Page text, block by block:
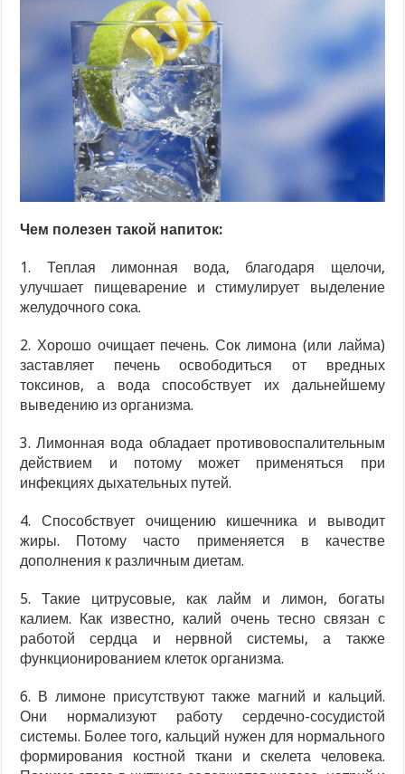
Чем полезен такой напиток:
1. Теплая лимонная вода, благодаря щелочи,
улучшает пищеварение и стимулирует выделение
желудочного сока.
2. Хорошо очищает печень. Сок лимона (или лайма)
заставляет печень освободиться от вредных
токсинов, а вода способствует их дальнейшему
выведению из организма.
3. Лимонная вода обладает противовоспалительным
действием и потому может применяться при
инфекциях дыхательных путей.
4. Способствует очищению кишечника и выводит
жиры. Потому часто применяется в качестве
дополнения к различным диетам.
5. Такие цитрусовые, как лайм и лимон, богаты
калием. Как известно, калий очень тесно связан с
работой сердца и нервной системы, а также
функционированием клеток организма.
6. В лимоне присутствуют также магний и кальций.
Они нормализуют работу сердечно-сосудистой
системы. Более того, кальций нужен для нормального
формирования костной ткани и скелета человека.